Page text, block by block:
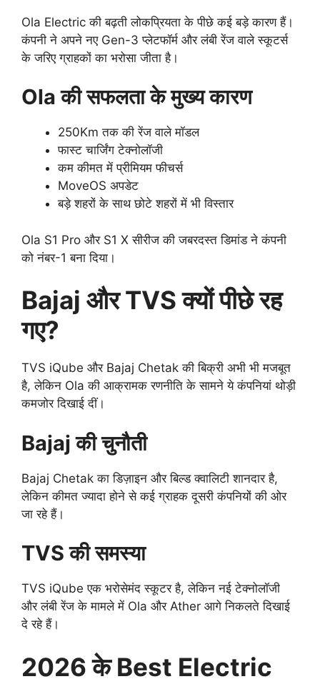
Ola Electric की बढ़ती लोकप्रियता के पीछे कई बड़े कारण हैं।
कंपनी ने अपने नए Gen-3 प्लेटफॉर्म और लंबी रेंज वाले स्कूटर्स
के जरिए ग्राहकों का भरोसा जीता है।
Ola की सफलता के मुख्य कारण
250Km तक की रेंज वाले मॉडल
फास्ट चार्जिंग टेक्नोलॉजी
कम कीमत में प्रीमियम फीचर्स
MoveOS अपडेट
बड़े शहरों के साथ छोटे शहरों में भी विस्तार
Ola S1 Pro और S1 X सीरीज की जबरदस्त डिमांड ने कंपनी
को नंबर-1 बना दिया।
Bajaj और TVS क्यों पीछे रह
गए?
TVS iQube और Bajaj Chetak की बिक्री अभी भी मजबूत
है, लेकिन Ola की आक्रामक रणनीति के सामने ये कंपनियां थोड़ी
कमजोर दिखाई दीं।
Bajaj की चुनौती
Bajaj Chetak का डिज़ाइन और बिल्ड क्वालिटी शानदार है,
लेकिन कीमत ज्यादा होने से कई ग्राहक दूसरी कंपनियों की ओर
जा रहे हैं।
TVS की समस्या
TVS iQube एक भरोसेमंद स्कूटर है, लेकिन नई टेक्नोलॉजी
और लंबी रेंज के मामले में Ola और Ather आगे निकलते दिखाई
दे रहे हैं।
2026 के Best Electric